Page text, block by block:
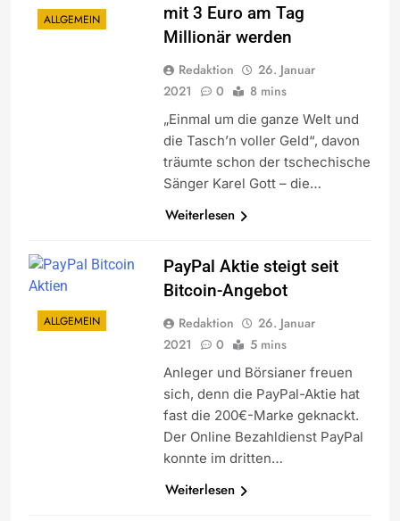
ALLGEMEIN
mit 3 Euro am Tag
Millionär werden
Redaktion
26. Januar
2021
0 8 mins
„Einmal um die ganze Welt und
die Tasch’n voller Geld“, davon
träumte schon der tschechische
Sänger Karel Gott – die…
Weiterlesen
ALLGEMEIN
PayPal Aktie steigt seit
Bitcoin-Angebot
Redaktion
26. Januar
2021
0 5 mins
Anleger und Börsianer freuen
sich, denn die PayPal-Aktie hat
fast die 200€-Marke geknackt.
Der Online Bezahldienst PayPal
konnte im dritten…
Weiterlesen